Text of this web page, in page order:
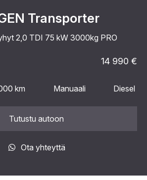
Transporter
2,0 TDI 75 kW 3000kg PRO
14 990 €
km Manuaali Diesel
Tutustu autoon
Ota yhteyttä